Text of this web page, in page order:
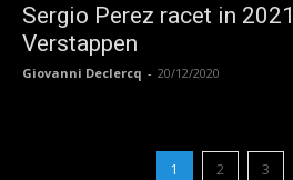
Sergio Perez racet in
Verstappen
Giovanni Declercq - 20/12/2020
1 2 3